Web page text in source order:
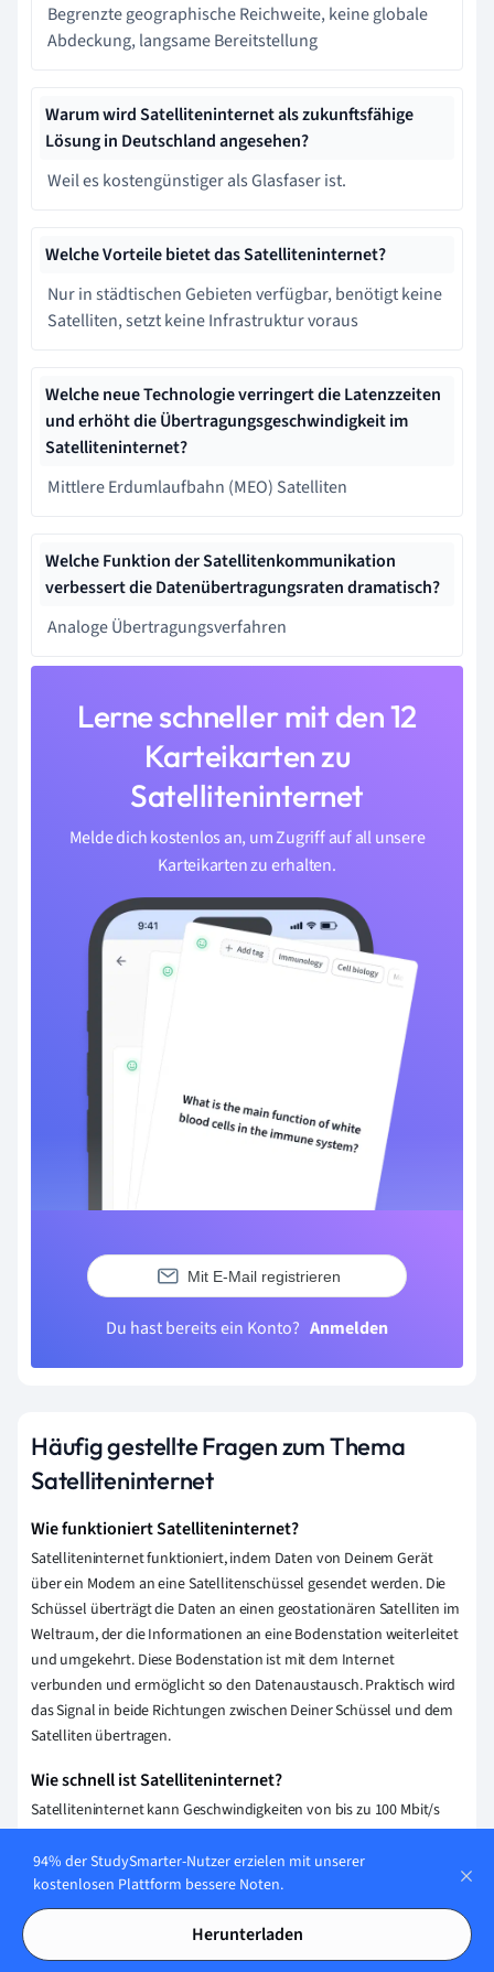
Begrenzte geographische Reichweite, keine globale
Abdeckung, langsame Bereitstellung
Warum wird Satelliteninternet als zukunftsfähige
Lösung in Deutschland angesehen?
Weil es kostengünstiger als Glasfaser ist.
Welche Vorteile bietet das Satelliteninternet?
Nur in städtischen Gebieten verfügbar, benötigt keine
Satelliten, setzt keine Infrastruktur voraus
Welche neue Technologie verringert die Latenzzeiten
und erhöht die Übertragungsgeschwindigkeit im
Satelliteninternet?
Mittlere Erdumlaufbahn (MEO) Satelliten
Welche Funktion der Satellitenkommunikation
verbessert die Datenübertragungsraten dramatisch?
Analoge Übertragungsverfahren
Lerne schneller mit den 12
Karteikarten zu
Satelliteninternet
Melde dich kostenlos an, um Zugriff auf all unsere
Karteikarten zu erhalten.
Mit E-Mail registrieren
Du hast bereits ein Konto? Anmelden
Häufig gestellte Fragen zum Thema
Satelliteninternet
Wie funktioniert Satelliteninternet?
Satelliteninternet funktioniert, indem Daten von Deinem Gerät
über ein Modem an eine Satellitenschüssel gesendet werden. Die
Schüssel überträgt die Daten an einen geostationären Satelliten im
Weltraum, der die Informationen an eine Bodenstation weiterleitet
und umgekehrt. Diese Bodenstation ist mit dem Internet
verbunden und ermöglicht so den Datenaustausch. Praktisch wird
das Signal in beide Richtungen zwischen Deiner Schüssel und dem
Satelliten übertragen.
Wie schnell ist Satelliteninternet?
Satelliteninternet kann Geschwindigkeiten von bis zu 100 Mbit/s
erreichen, je nach Anbieter und Region. Neuere Satellitensysteme
wie Starlink versprechen sogar Geschwindigkeiten von bis zu 150
Mbit/s oder mehr. Die tatsächliche Geschwindigkeit kann jedoch
variieren.
Wie teuer ist Satelliteninternet?
94% der StudySmarter-Nutzer erzielen mit unserer
kostenlosen Plattform bessere Noten.
Herunterladen